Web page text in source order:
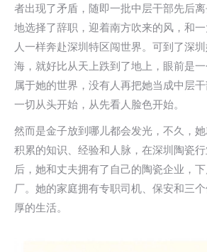
者出现了矛盾，随即一批中层干部先后
地选择了辞职，迎着南方吹来的风，和
人一样奔赴深圳特区闯世界。可到了深
海，就好比从天上跌到了地上，眼前是
属于她的世界，没有人再把她当成中层
一切从头开始，从先看人脸色开始。
然而是金子放到哪儿都会发光，不久，
积累的知识、经验和人脉，在深圳陶瓷
后，她和丈夫拥有了自己的陶瓷企业，
厂。她的家庭拥有专职司机、保安和三
厚的生活。